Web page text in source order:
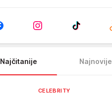
Najčitanije Najnovije
CELEBRITY